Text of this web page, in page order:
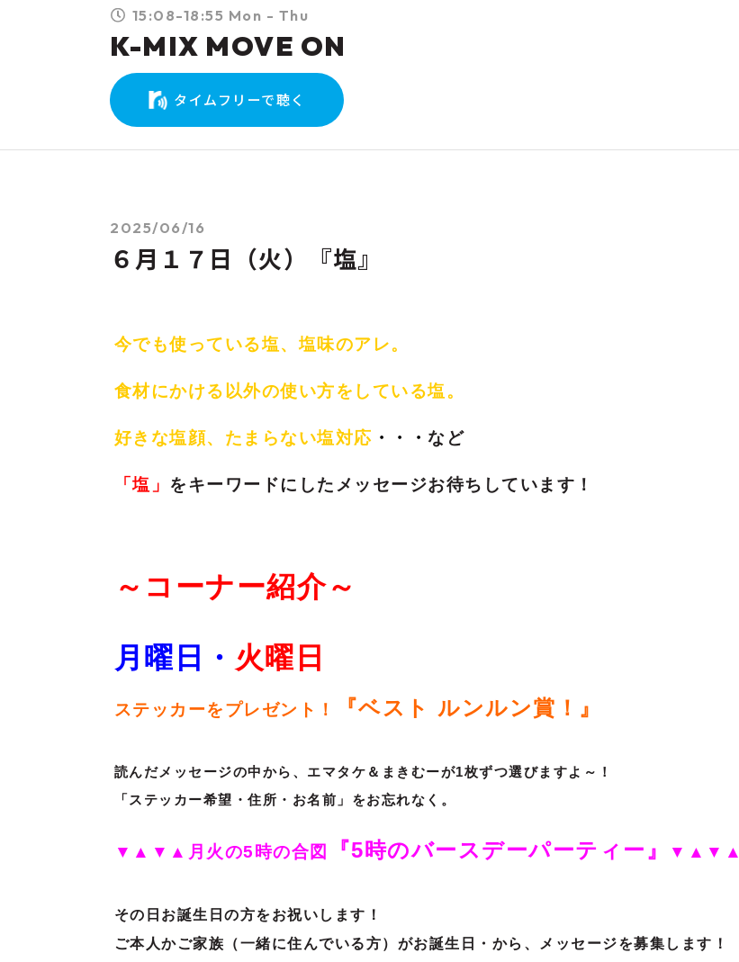
15:08-18:55 Mon - Thu
K-MIX MOVE ON
タイムフリーで聴く
2025/06/16
６月１７日（火）『塩』
今でも使っている塩、塩味のアレ。
食材にかける以外の使い方をしている塩。
好きな塩顔、たまらない塩対応 ・・・ など
「塩」 をキーワードにしたメッセージお待ちしています！
～コーナー紹介～
月曜日・ 火 曜日
ステッカーをプレゼント！ 『ベスト ルンルン賞！』
読んだメッセージの中から、エマタケ＆まきむーが1枚ずつ選びますよ～！
「ステッカー希望・住所・お名前」をお忘れなく。
▼▲▼▲月火の5時の合図 『5時のバースデーパーティー』 ▼▲▼▲
その日お誕生日の方をお祝いします！
ご本人かご家族（一緒に住んでいる方）がお誕生日・から、メッセージを募集します！